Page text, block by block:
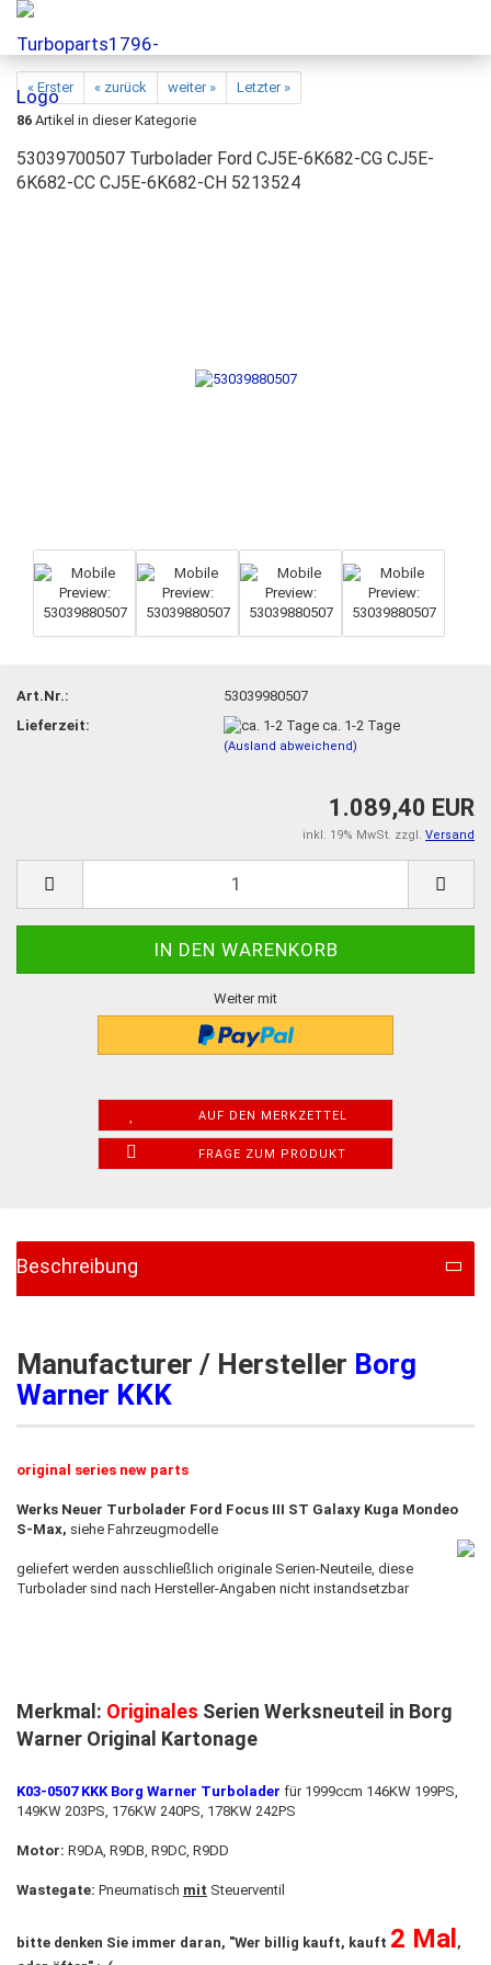
« Erster « zurück weiter »
Letzter »
86 Artikel in dieser Kategorie
53039700507 Turbolader Ford CJ5E-6K682-CG CJ5E-
6K682-CC CJ5E-6K682-CH 5213524
Art.Nr.:
53039980507
Lieferzeit:
ca. 1-2 Tage
(Ausland abweichend)
1.089,40 EUR
inkl. 19% MwSt. zzgl. Versand
Weiter mit
AUF DEN MERKZETTEL
FRAGE ZUM PRODUKT
Beschreibung
Manufacturer / Hersteller Borg
Warner KKK
original series new parts
Werks Neuer Turbolader Ford Focus III ST Galaxy Kuga Mondeo
S-Max, siehe Fahrzeugmodelle
geliefert werden ausschließlich originale Serien-Neuteile, diese
Turbolader sind nach Hersteller-Angaben nicht instandsetzbar
Merkmal: Originales Serien Werksneuteil in Borg
Warner Original Kartonage
K03-0507 KKK Borg Warner Turbolader für 1999ccm 146KW 199PS,
149KW 203PS, 176KW 240PS, 178KW 242PS
Motor: R9DA, R9DB, R9DC, R9DD
Wastegate: Pneumatisch mit Steuerventil
bitte denken Sie immer daran, "Wer billig kauft, kauft 2 Mal,